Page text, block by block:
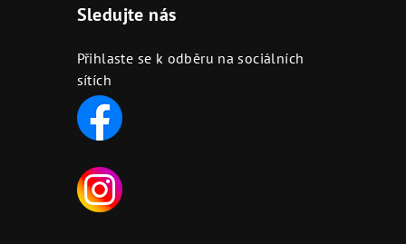
Sledujte nás
Přihlaste se k odběru na sociálních
sítích